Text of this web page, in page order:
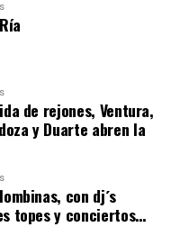
2026
de rejones, Ventura,
y Duarte abren la
con dj´s
topes y conciertos…